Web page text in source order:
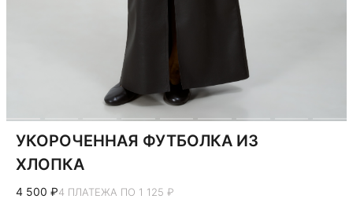
УКОРОЧЕННАЯ ФУТБОЛКА ИЗ
ХЛОПКА
4 500 ₽4 ПЛАТЕЖА ПО 1 125 ₽